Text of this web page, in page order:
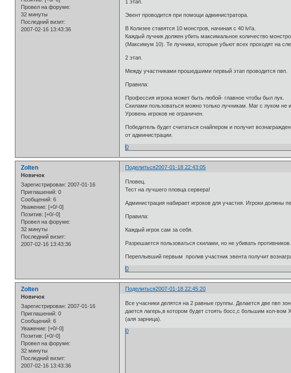
Провел на форуме:
32 минуты
Последний визит:
2007-02-16 13:43:36
1 этап.
Эвент проводится при помощи администратора.
В Колизее ставятся 10 монстров, начиная с 40 lvl’а.
Каждый лучник должен убить максимальное количество
(Максимум 10). Те лучники, которые убьют всех проходят на
2 этап.
Между участниками прошедшими первый этап проводится пвп.
Правила:
Профессия игрока может быть любой- главное чтобы был лук.
Скилами пользоваться можно только лучникам. Маг с луком не
Уровень игроков не ограничен.
Победитель будет считаться снайпером и получит
от администрации.
0
Поделиться2007-01-18 22:43:05
Zolten
Новичок
Зарегистрирован: 2007-01-16
Приглашений: 0
Сообщений: 6
Уважение: [+0/-0]
Позитив: [+0/-0]
Провел на форуме:
32 минуты
Последний визит:
2007-02-16 13:43:36
Пловец.
Тест на лучшего пловца сервера!
Администрация набирает игроков для участия. Игроки должны
Правила:
Каждый игрок сам за себя.
Разрешается пользоваться скилами, но не убивать
Переплывший первым пролив участник эвента получит
0
Поделиться2007-01-18 22:45:20
Zolten
Новичок
Зарегистрирован: 2007-01-16
Приглашений: 0
Сообщений: 6
Уважение: [+0/-0]
Позитив: [+0/-0]
Провел на форуме:
32 минуты
Последний визит:
2007-02-16 13:43:36
Все учасники делятся на 2 равные группы. Делается две пвп
дается лагерь,в котором будет стоять босс,с большим кол-вом
(аля зарница).
0